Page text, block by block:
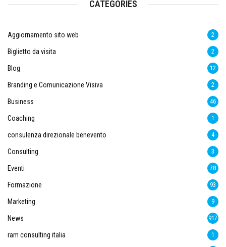
CATEGORIES
Aggiornamento sito web 2
Biglietto da visita 2
Blog 12
Branding e Comunicazione Visiva 2
Business 46
Coaching 1
consulenza direzionale benevento 4
Consulting 3
Eventi 78
Formazione 93
Marketing 9
News 917
ram consulting italia 1